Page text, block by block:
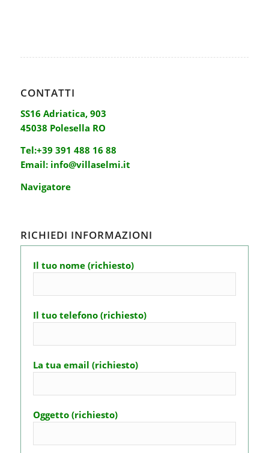
CONTATTI
SS16 Adriatica, 903
45038 Polesella RO
Tel:+39 391 488 16 88
Email: info@villaselmi.it
Navigatore
RICHIEDI INFORMAZIONI
Il tuo nome (richiesto)
Il tuo telefono (richiesto)
La tua email (richiesto)
Oggetto (richiesto)